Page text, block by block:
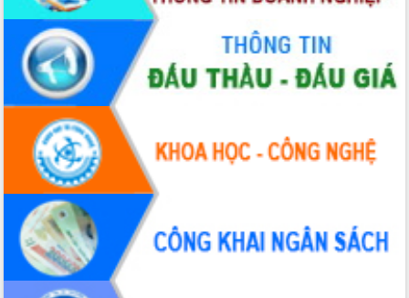
hai con số trong năm 2026
Tổ chức trang trọng Lễ hội Đền thờ
Lương Văn Chánh năm 2026
Phó Bí thư Tỉnh ủy Đắk Lắk Đỗ Hữu
Huy giữ chức Bí thư Đảng ủy Ủy Ban
Nhân dân tỉnh
Bệnh án điện tử thúc đẩy chuyển đổi
số y tế tại Đắk Lắk
Chuyển đổi số thư viện: Mở rộng
không gian tri thức trong thời đại số
Đánh giá, rút kinh nghiệm công tác tổ
chức diễn tập trước ngày bầu cử
Chương trình “Gặp gỡ hữu nghị –
Friendship Meeting New Year 2026”